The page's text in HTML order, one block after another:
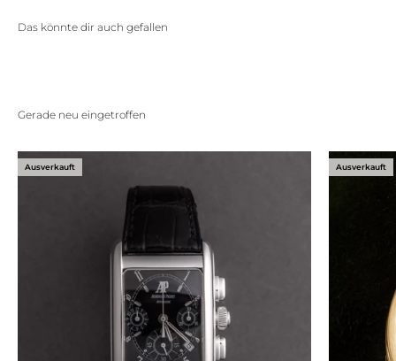
Ausverkauft Ausverkauft